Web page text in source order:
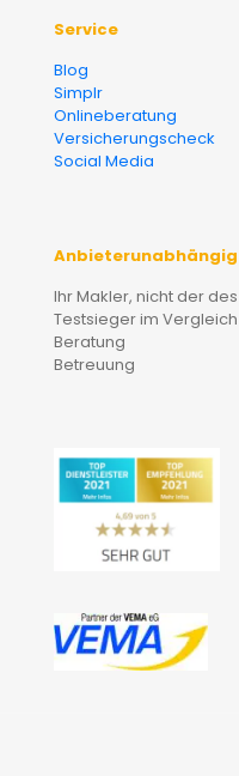
Service
Blog
Simplr
Onlineberatung
Versicherungscheck
Social Media
Anbieterunabhängig
Ihr Makler, nicht der
Testsieger im Vergleich
Beratung
Betreuung